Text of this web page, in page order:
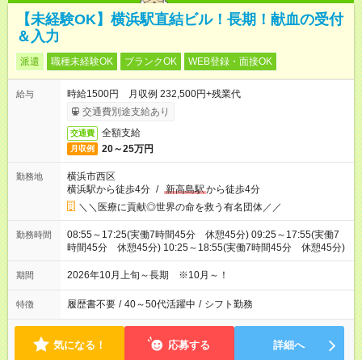
【未経験OK】横浜駅直結ビル！長期！献血の受付
＆入力
派遣 職種未経験OK ブランクOK WEB登録・面接OK
給与
時給1500円 月収例 232,500円+残業代
交通費別途支給あり
交通費 全額支給
月収例 20～25万円
勤務地
横浜市西区
横浜駅から徒歩4分 / 新高島駅から徒歩4分
＼＼医療に貢献◎世界の命を救う有名団体／／
勤務時間
08:55～17:25(実働7時間45分 休憩45分) 09:25～17:55(実働7
時間45分 休憩45分) 10:25～18:55(実働7時間45分 休憩45分)
期間 2026年10月上旬～長期 ※10月～！
特徴 履歴書不要 / 40～50代活躍中 / シフト勤務
気になる！ 応募する 詳細へ